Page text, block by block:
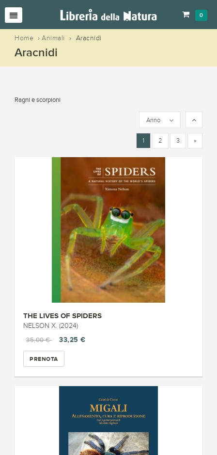
0
Home › Animali › Aracnidi
Aracnidi
Ragni e scorpioni
Anno
1 2 3 »
THE LIVES OF SPIDERS
NELSON X. (2024)
35,00 €
33,25 €
PRENOTA